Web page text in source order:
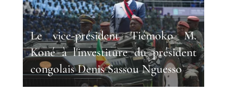
Le vice-président Tiémoko M.
Koné à l'investiture du président
congolais Denis Sassou Nguesso